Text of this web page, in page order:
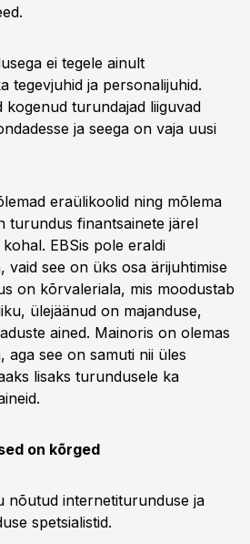
ei tegele ainult
tegevjuhid ja personalijuhid.
kogenud turundajad liiguvad
ja seega on vaja uusi
eraülikoolid ning mõlema
turundus finantsainete järel
EBSis pole eraldi
vaid see on üks osa ärijuhtimise
on kõrvaleriala, mis moodustab
ülejäänud on majanduse,
ained. Mainoris on olemas
see on samuti nii üles
lisaks turundusele ka
on kõrged
nõutud internetiturunduse ja
spetsialistid.